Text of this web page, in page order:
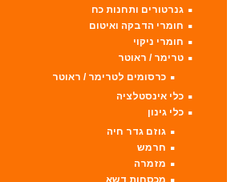
גנרטורים ותחנות כח
חומרי הדבקה ואיטום
חומרי ניקוי
טרימר / ראוטר
כרסומים לטרימר / ראוטר
כלי אינסטלציה
כלי גינון
גוזם גדר חיה
חרמש
מזמרה
מכסחות דשא